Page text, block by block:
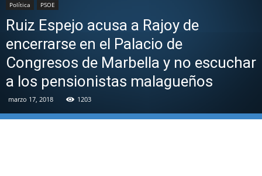
Política
PSOE
Ruiz Espejo acusa a Rajoy de
encerrarse en el Palacio de
Congresos de Marbella y no escuchar
a los pensionistas malagueños
marzo 17, 2018 1203